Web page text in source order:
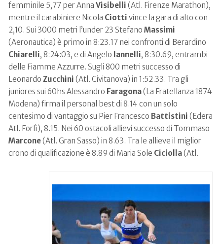
femminile 5,77 per Anna Visibelli (Atl. Firenze Marathon),
mentre il carabiniere Nicola Ciotti vince la gara di alto con
2,10. Sui 3000 metri l’under 23 Stefano Massimi
(Aeronautica) è primo in 8:23.17 nei confronti di Berardino
Chiarelli, 8:24:03, e di Angelo Iannelli, 8:30.69, entrambi
delle Fiamme Azzurre. Sugli 800 metri successo di
Leonardo Zucchini (Atl. Civitanova) in 1:52.33. Tra gli
juniores sui 60hs Alessandro Faragona(La Fratellanza 1874
Modena) firma il personal best di 8.14 con un solo
centesimo di vantaggio su Pier Francesco Battistini (Edera
Atl. Forlì), 8.15. Nei 60 ostacoli allievi successo di Tommaso
Marcone(Atl. Gran Sasso) in 8.63. Tra le allieve il miglior
crono di qualificazione è 8.89 di Maria Sole Ciciolla(Atl.